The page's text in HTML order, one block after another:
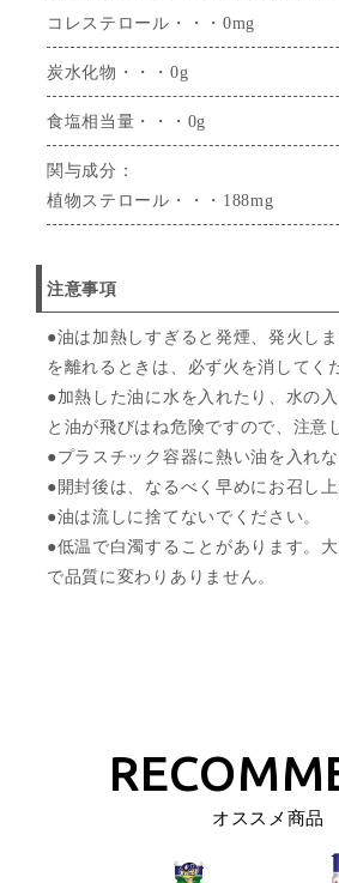
コレステロール・・・0mg
炭水化物・・・0g
食塩相当量・・・0g
関与成分：
植物ステロール・・・188mg
注意事項
●油は加熱しすぎると発煙、発火し
を離れるときは、必ず火を消してく
●加熱した油に水を入れたり、水の
と油が飛びはね危険ですので、注意
●プラスチック容器に熱い油を入れな
●開封後は、なるべく早めにお召し上
●油は流しに捨てないでください。
●低温で白濁することがあります。
で品質に変わりありません。
オススメ商品